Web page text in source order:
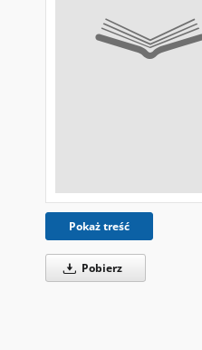
Pokaż treść
Pobierz